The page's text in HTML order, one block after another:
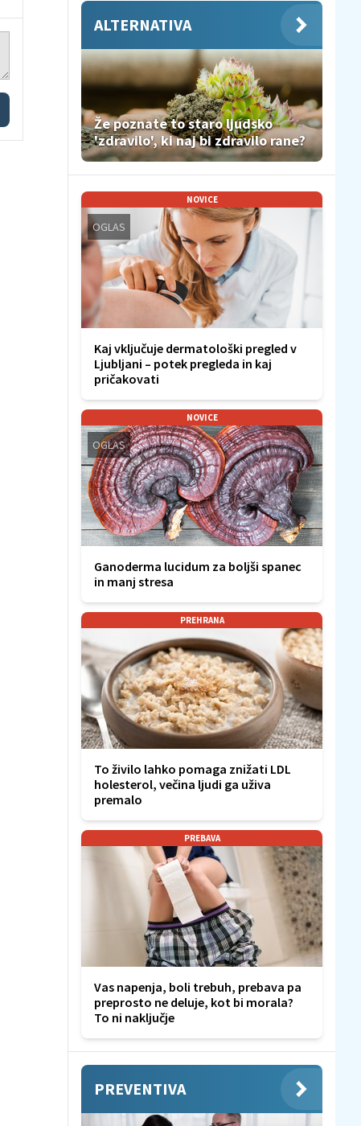
ALTERNATIVA
Že poznate to staro ljudsko
'zdravilo', ki naj bi zdravilo rane?
NOVICE
OGLAS
Kaj vključuje dermatološki pregled v
Ljubljani – potek pregleda in kaj
pričakovati
NOVICE
OGLAS
Ganoderma lucidum za boljši spanec
in manj stresa
PREHRANA
To živilo lahko pomaga znižati LDL
holesterol, večina ljudi ga uživa
premalo
PREBAVA
Vas napenja, boli trebuh, prebava pa
preprosto ne deluje, kot bi morala?
To ni naključje
PREVENTIVA